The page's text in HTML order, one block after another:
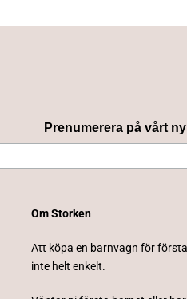
Prenumerera på vårt
Om Storken
Att köpa en barnvagn för
inte helt enkelt.